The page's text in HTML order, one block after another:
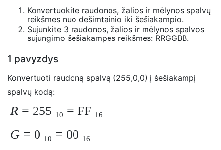
Konvertuokite raudonos, žalios ir mėlynos spalvų
reikšmes nuo dešimtainio iki šešiakampio.
Sujunkite 3 raudonos, žalios ir mėlynos spalvos
sujungimo šešiakampes reikšmes: RRGGBB.
1 pavyzdys
Konvertuoti raudoną spalvą (255,0,0) į šešiakampį
spalvų kodą:
R = 255 10 = FF 16
G = 0 10 = 00 16